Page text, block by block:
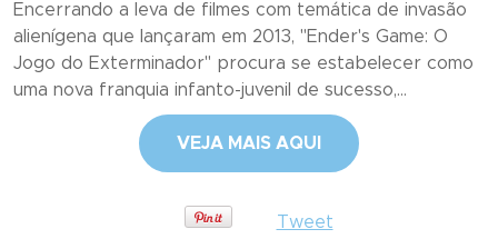
Contato
Encerrando a leva de filmes com temática de invasão
alienígena que lançaram em 2013, "Ender's Game: O
Jogo do Exterminador" procura se estabelecer como
uma nova franquia infanto-juvenil de sucesso,...
VEJA MAIS AQUI
Tweet